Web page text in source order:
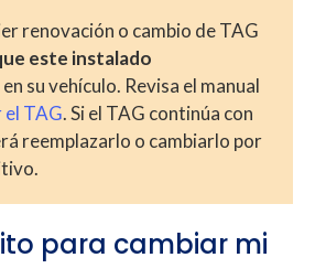
renovación o cambio de TAG
este instalado
en su vehículo. Revisa el manual
TAG. Si el TAG continúa con
reemplazarlo o cambiarlo por
para cambiar mi